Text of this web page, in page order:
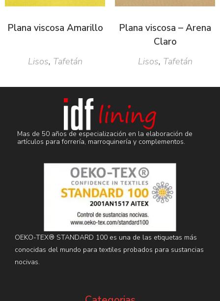
Plana viscosa Amarillo
Lisos, Tafetán
Plana viscosa – Arena
Claro
Lisos, Tafetán
Mas de 50 años de especialización en la elaboración de
artículos para forrería, marroquinería y complementos.
OEKO-TEX® STANDARD 100 es una de las etiquetas más
conocidas del mundo para textiles probados para sustancias
nocivas.